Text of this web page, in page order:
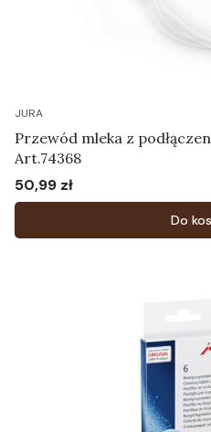
JURA
Przewód mleka z
Art.74368
Cena
50,99 zł
Do